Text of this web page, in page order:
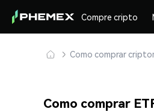
Compre cripto
Como comprar
Como comprar